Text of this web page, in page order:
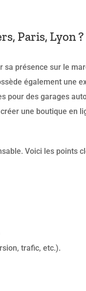
Paris, Lyon
présence sur le
également une
pour des garages
une boutique en
Voici les points
trafic, etc.).